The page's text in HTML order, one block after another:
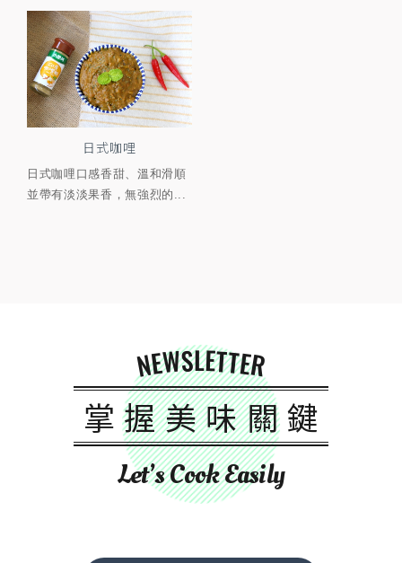
日式咖哩
日式咖哩口感香甜、溫和滑順
並帶有淡淡果香，無強烈的...
NEWSLETTER
掌握美味關鍵
Let’s Cook Easily